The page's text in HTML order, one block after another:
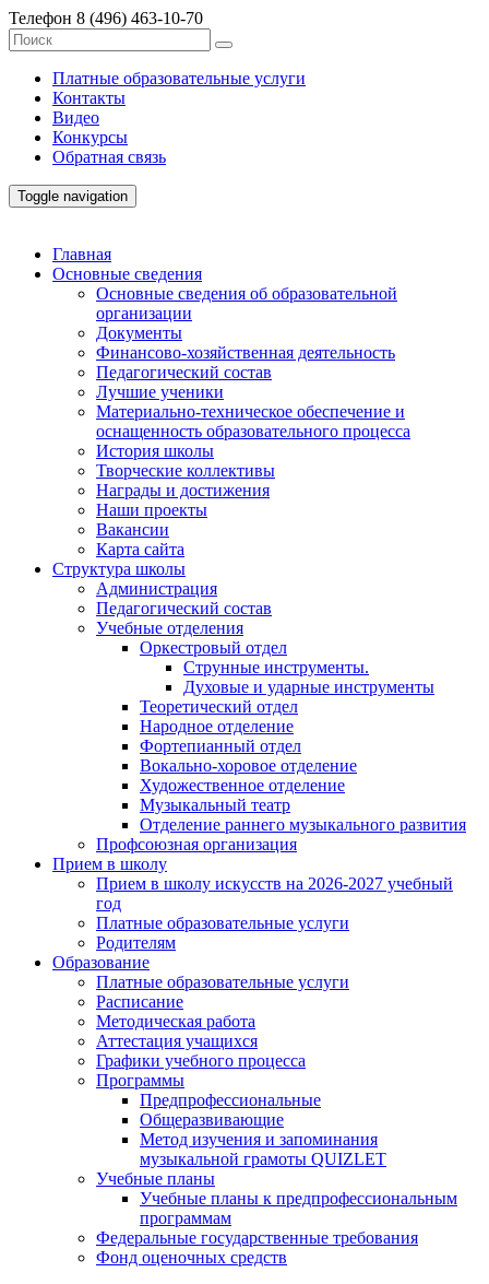
Телефон 8 (496) 463-10-70
Платные образовательные услуги
Контакты
Видео
Конкурсы
Обратная связь
Toggle navigation
Главная
Основные сведения
Основные сведения об образовательной
организации
Документы
Финансово-хозяйственная деятельность
Педагогический состав
Лучшие ученики
Материально-техническое обеспечение и
оснащенность образовательного процесса
История школы
Творческие коллективы
Награды и достижения
Наши проекты
Вакансии
Карта сайта
Структура школы
Администрация
Педагогический состав
Учебные отделения
Оркестровый отдел
Струнные инструменты.
Духовые и ударные инструменты
Теоретический отдел
Народное отделение
Фортепианный отдел
Вокально-хоровое отделение
Художественное отделение
Музыкальный театр
Отделение раннего музыкального развития
Профсоюзная организация
Прием в школу
Прием в школу искусств на 2026-2027 учебный
год
Платные образовательные услуги
Родителям
Образование
Платные образовательные услуги
Расписание
Методическая работа
Аттестация учащихся
Графики учебного процесса
Программы
Предпрофессиональные
Общеразвивающие
Метод изучения и запоминания
музыкальной грамоты QUIZLET
Учебные планы
Учебные планы к предпрофессиональным
программам
Федеральные государственные требования
Фонд оценочных средств